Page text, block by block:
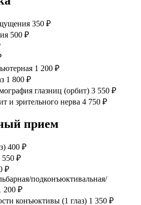
350 ₽
500 ₽
1 200 ₽
1 800 ₽
глазниц (орбит) 3 550 ₽
и зрительного нерва 4 750 ₽
прием
400 ₽
550 ₽
₽
подконъюктивальная/
200 ₽
конъюктивы (1 глаз) 1 350 ₽